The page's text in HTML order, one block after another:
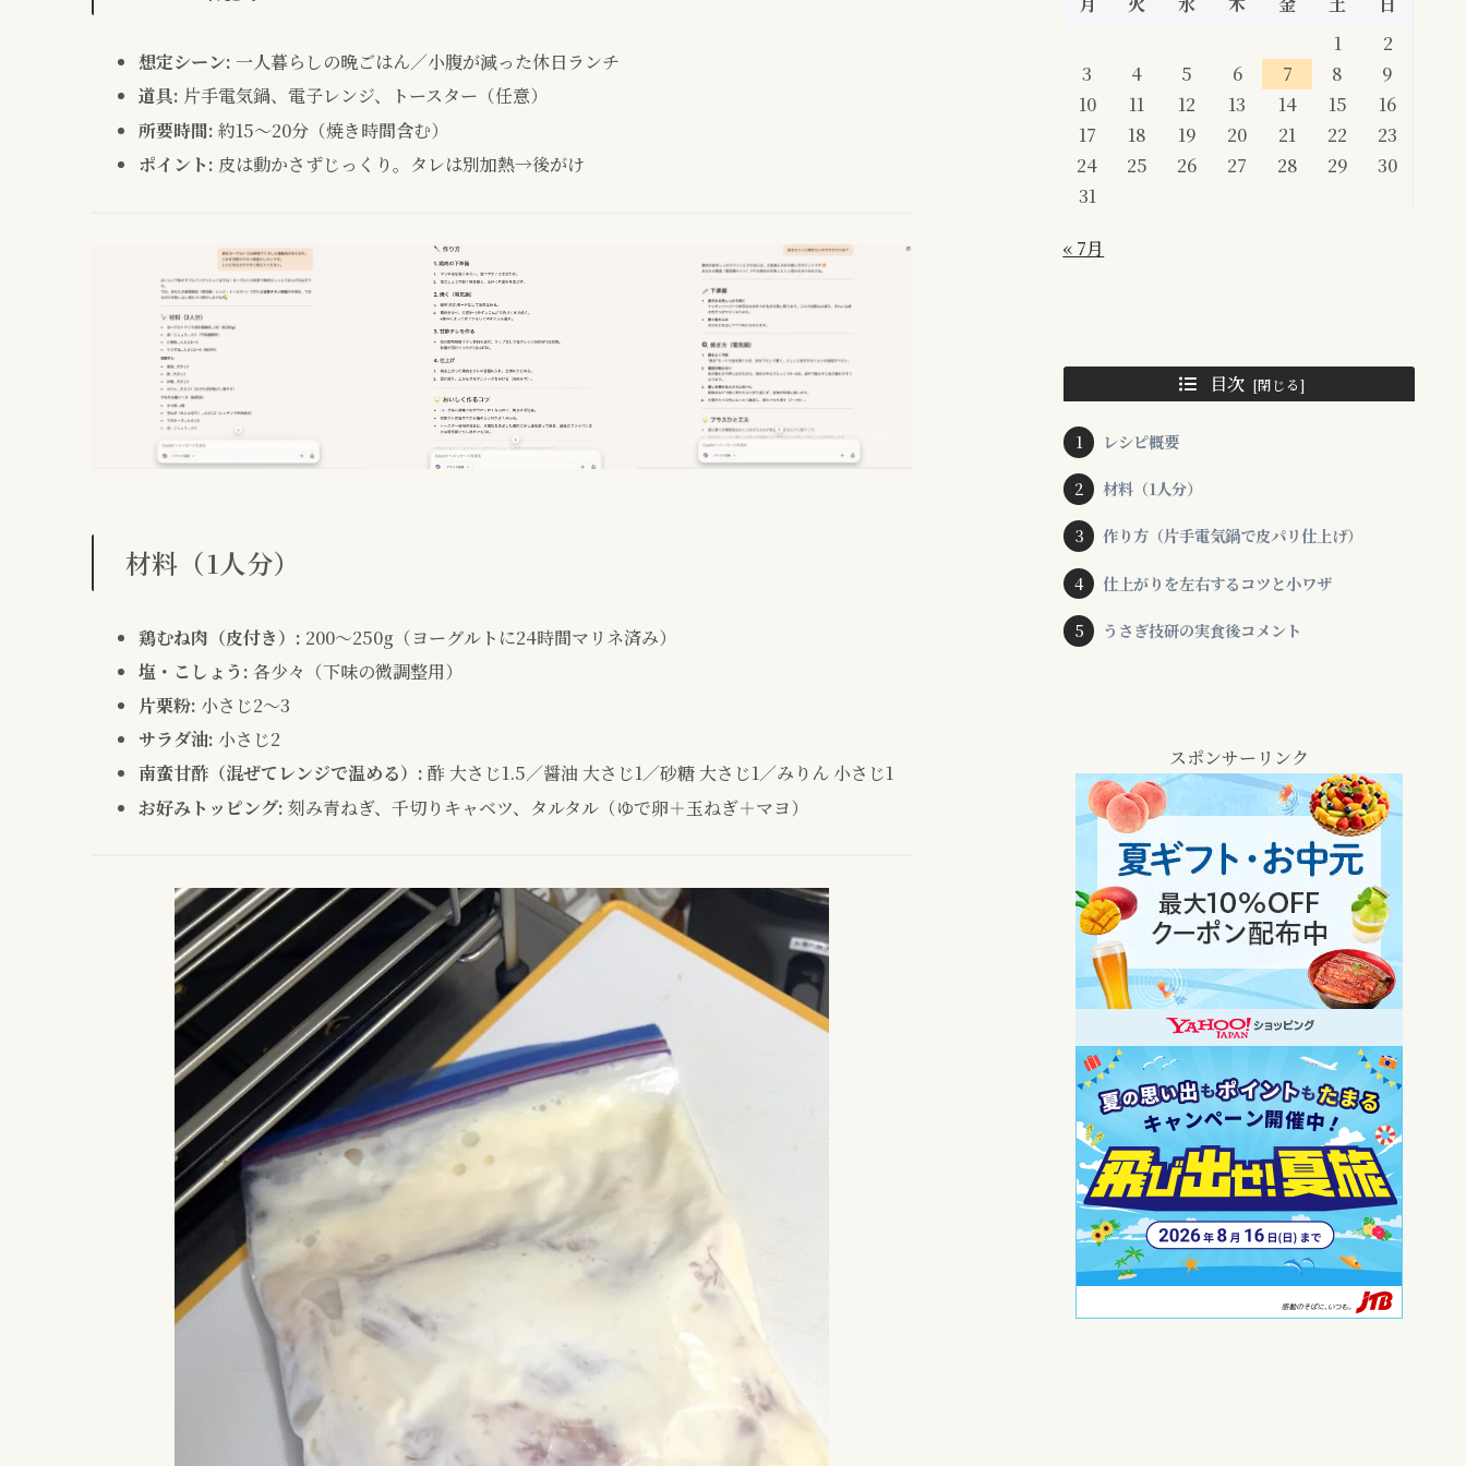
想定シーン: 一人暮らしの晩ごはん／小腹が減った休日ランチ
道具: 片手電気鍋、電子レンジ、トースター（任意）
所要時間: 約15～20分（焼き時間含む）
ポイント: 皮は動かさずじっくり。タレは別加熱→後がけ
材料（1人分）
鶏むね肉（皮付き）: 200〜250g（ヨーグルトに24時間マリネ済み）
塩・こしょう: 各少々（下味の微調整用）
片栗粉: 小さじ2〜3
サラダ油: 小さじ2
南蛮甘酢（混ぜてレンジで温める）: 酢 大さじ1.5／醤油 大さじ1／砂糖 大さじ1／みりん 小さじ1
お好みトッピング: 刻み青ねぎ、千切りキャベツ、タルタル（ゆで卵＋玉ねぎ＋マヨ）
1
2
3
4 5 6 7 8
9
10
11 12 13 14 15
16
17
18 19 20 21 22
23
24
25 26 27 28 29
30
31
« 7月
目次
レシピ概要
材料（1人分）
作り方（片手電気鍋で皮パリ仕上げ）
仕上がりを左右するコツと小ワザ
うさぎ技研の実食後コメント
スポンサーリンク